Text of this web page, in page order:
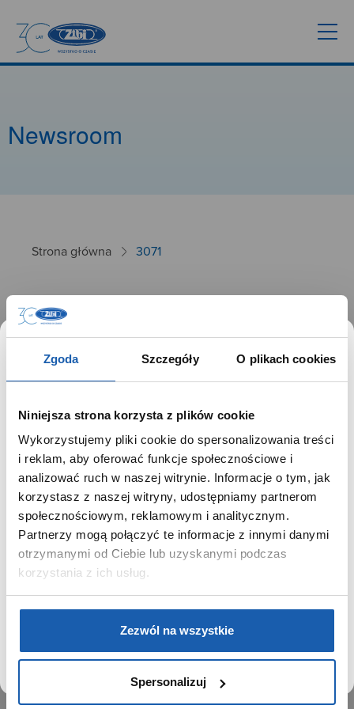
Zgoda Szczegóły O plikach cookies
Niniejsza strona korzysta z plików cookie
Wykorzystujemy pliki cookie do spersonalizowania treści
i reklam, aby oferować funkcje społecznościowe i
analizować ruch w naszej witrynie. Informacje o tym, jak
korzystasz z naszej witryny, udostępniamy partnerom
społecznościowym, reklamowym i analitycznym.
Partnerzy mogą połączyć te informacje z innymi danymi
otrzymanymi od Ciebie lub uzyskanymi podczas
korzystania z ich usług.
Zezwól na wszystkie
Spersonalizuj
Newsroom
Strona główna 3071
3071
26.09.2024
GRUPA ZIBI
Historia
Misja, wizja i wartości Grupy Zibi
Ważne daty
Kariera
Zgoda na ciasteczka
PRODUKTY
Kalkulatory
SIECI SPRZEDAŻY
SZANOWNY UŻYTKOWNIKU,
SZANOWNA UŻYTKOWNICZKO
Używamy plików cookie w celach analitycznych,
statystycznych i marketingowych, w tym aby analizować
ruch w tej witrynie, optymalizować jej działanie oraz
zapamiętywać Twoje preferencje.